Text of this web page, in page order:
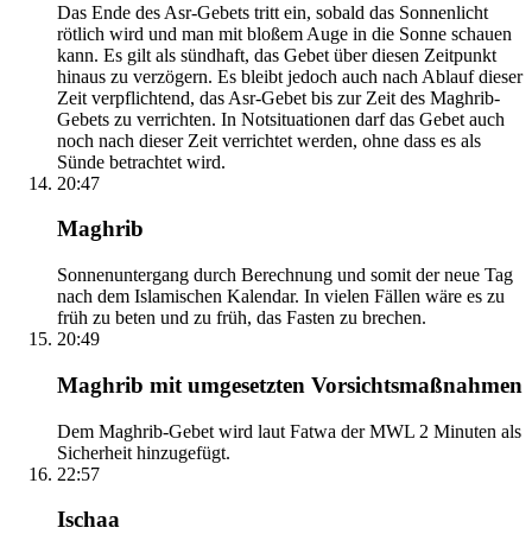
Das Ende des Asr-Gebets tritt ein, sobald das Sonnenlicht
rötlich wird und man mit bloßem Auge in die Sonne schauen
kann. Es gilt als sündhaft, das Gebet über diesen Zeitpunkt
hinaus zu verzögern. Es bleibt jedoch auch nach Ablauf dieser
Zeit verpflichtend, das Asr-Gebet bis zur Zeit des Maghrib-
Gebets zu verrichten. In Notsituationen darf das Gebet auch
noch nach dieser Zeit verrichtet werden, ohne dass es als
Sünde betrachtet wird.
20:47
Maghrib
Sonnenuntergang durch Berechnung und somit der neue Tag
nach dem Islamischen Kalendar. In vielen Fällen wäre es zu
früh zu beten und zu früh, das Fasten zu brechen.
20:49
Maghrib mit umgesetzten Vorsichtsmaßnahmen
Dem Maghrib-Gebet wird laut Fatwa der MWL 2 Minuten als
Sicherheit hinzugefügt.
22:57
Ischaa